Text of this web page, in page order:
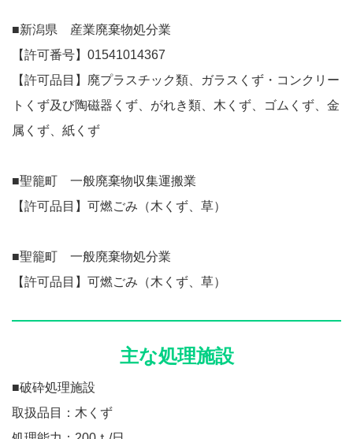
■新潟県 産業廃棄物処分業
【許可番号】01541014367
【許可品目】廃プラスチック類、ガラスくず・コンクリー
トくず及び陶磁器くず、がれき類、木くず、ゴムくず、金
属くず、紙くず
■聖籠町 一般廃棄物収集運搬業
【許可品目】可燃ごみ（木くず、草）
■聖籠町 一般廃棄物処分業
【許可品目】可燃ごみ（木くず、草）
主な処理施設
■破砕処理施設
取扱品目：木くず